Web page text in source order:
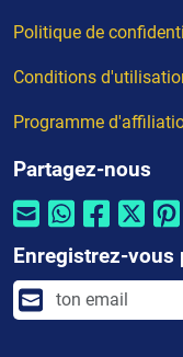
Politique de
Conditions
Programme
Partagez-nous
Enregistrez-